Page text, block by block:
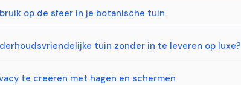
op de sfeer in je botanische tuin
tuin zonder in te leveren op luxe?
te creëren met hagen en schermen